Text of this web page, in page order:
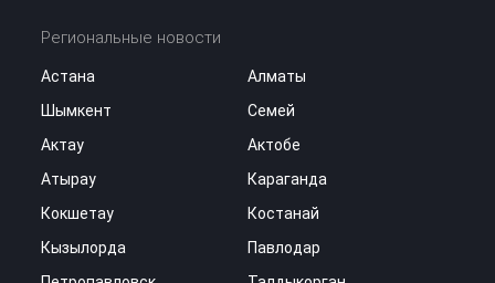
Региональные новости
Астана
Алматы
Шымкент
Семей
Актау
Актобе
Атырау
Караганда
Кокшетау
Костанай
Кызылорда
Павлодар